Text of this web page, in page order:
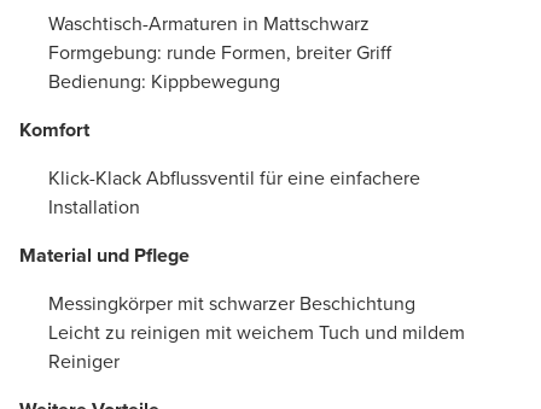
Waschtisch-Armaturen in Mattschwarz
Formgebung: runde Formen, breiter Griff
Bedienung: Kippbewegung
Komfort
Klick-Klack Abflussventil für eine einfachere
Installation
Material und Pflege
Messingkörper mit schwarzer Beschichtung
Leicht zu reinigen mit weichem Tuch und mildem
Reiniger